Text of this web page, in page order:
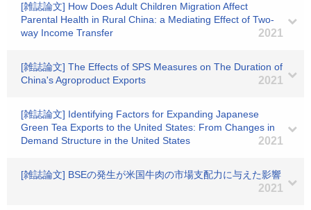
[雑誌論文] How Does Adult Children Migration Affect
Parental Health in Rural China: a Mediating Effect of Two-
way Income Transfer
2021
[雑誌論文] The Effects of SPS Measures on The Duration of
China's Agroproduct Exports
2021
[雑誌論文] Identifying Factors for Expanding Japanese
Green Tea Exports to the United States: From Changes in
Demand Structure in the United States
2021
[雑誌論文] BSEの発生が米国牛肉の市場支配力に与えた影響
2021